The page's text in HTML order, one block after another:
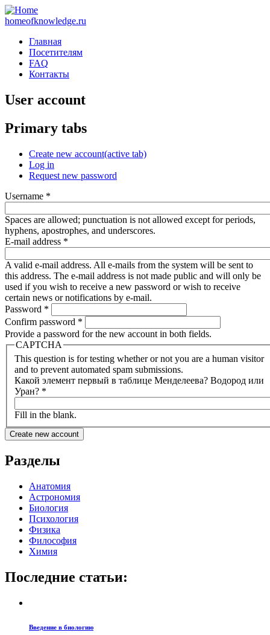
homeofknowledge.ru
Главная
Посетителям
FAQ
Контакты
User account
Primary tabs
Create new account(active tab)
Log in
Request new password
Username *
Spaces are allowed; punctuation is not allowed except for periods,
hyphens, apostrophes, and underscores.
E-mail address *
A valid e-mail address. All e-mails from the system will be sent to
this address. The e-mail address is not made public and will only be
used if you wish to receive a new password or wish to receive
certain news or notifications by e-mail.
Password *
Confirm password *
Provide a password for the new account in both fields.
CAPTCHA
This question is for testing whether or not you are a human visitor
and to prevent automated spam submissions.
Какой элемент первый в таблице Менделеева? Водород или
Уран? *
Fill in the blank.
Разделы
Анатомия
Астрономия
Биология
Психология
Физика
Философия
Химия
Последние статьи:
Введение в биологию